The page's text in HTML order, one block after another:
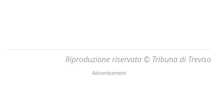
Riproduzione riservata © Tribuna di Treviso